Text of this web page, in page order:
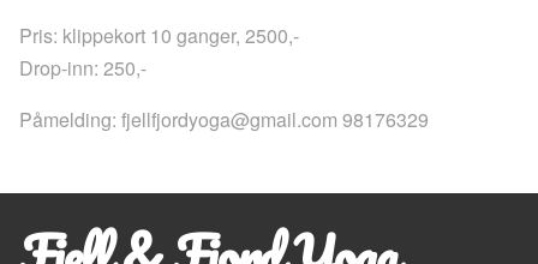
Pris: klippekort 10 ganger, 2500,-
Drop-inn: 250,-
Påmelding: fjellfjordyoga@gmail.com 98176329